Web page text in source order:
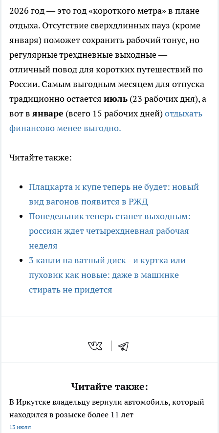
2026 год — это год «короткого метра» в плане
отдыха. Отсутствие сверхдлинных пауз (кроме
января) поможет сохранить рабочий тонус, но
регулярные трехдневные выходные —
отличный повод для коротких путешествий по
России. Самым выгодным месяцем для отпуска
традиционно остается июль (23 рабочих дня), а
вот в январе (всего 15 рабочих дней) отдыхать
финансово менее выгодно.
Читайте также:
Плацкарта и купе теперь не будет: новый
вид вагонов появится в РЖД
Понедельник теперь станет выходным:
россиян ждет четырехдневная рабочая
неделя
3 капли на ватный диск - и куртка или
пуховик как новые: даже в машинке
стирать не придется
Читайте также:
В Иркутске владельцу вернули автомобиль, который
находился в розыске более 11 лет
13 июля